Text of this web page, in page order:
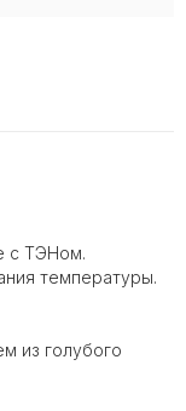
с ТЭНом.
температуры.
из голубого